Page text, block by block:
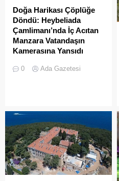
Doğa Harikası Çöplüğe
Döndü: Heybeliada
Çamlimanı’nda İç Acıtan
Manzara Vatandaşın
Kamerasına Yansıdı
Çamlimanı Koyu,
koyun her köşesinin çöple
dolduğu o anlar, bir
vatandaşın kamerasına
saniye saniye yansıdı.
Yeşille mavinin kucaklaştığı,
İstanbulluların nefes almak
için akın ettiği Heybeliada
0 Ada Gazetesi